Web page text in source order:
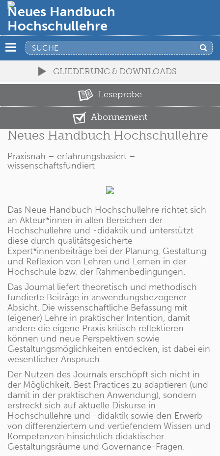
Neues Handbuch
Hochschullehre
GLIEDERUNG & DOWNLOADS
Leseprobe
Abonnement
Neues Handbuch Hochschullehre
Praxisnah – erfahrungsbasiert –
wissenschaftsfundiert
Das Neue Handbuch Hochschullehre richtet sich
an Akteur*innen in allen Bereichen der
Hochschullehre und -didaktik und unterstützt
diese durch qualitätsgesicherte
Expert*innenbeiträge bei der Planung, Gestaltung
und Reflexion von Lehren und Lernen in der
Hochschule bzw. der Rahmenbedingungen.
Das Journal liefert theoretisch und methodisch
fundierte Beiträge in anwendungsbezogener
Absicht. Die wissenschaftliche Befassung mit
(eigener) Lehre in praktischer Intention, damit
andere die eigene Praxis kritisch reflektieren
können und neue Perspektiven sowie
Gestaltungsmöglichkeiten entdecken, ist dabei ein
wesentlicher Anspruch.
Der Nutzen des Journals erschöpft sich nicht in
der Möglichkeit, Best Practices zu adaptieren (und
damit in der praktischen Anwendung), sondern
erstreckt sich auf aktuelle Diskurse in
Hochschullehre und -didaktik sowie den Erwerb
von differenziertem und vertiefendem Wissen und
Kompetenzen hinsichtlich didaktischer
Gestaltungsräume und Governance-Fragen.